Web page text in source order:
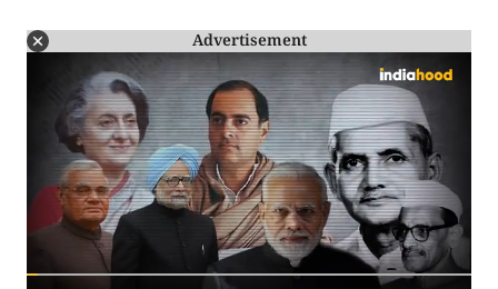
Advertisement